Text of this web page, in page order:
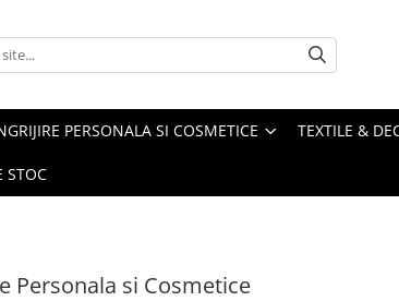
PERSONALA SI COSMETICE TEXTILE &
STOC
Personala si Cosmetice